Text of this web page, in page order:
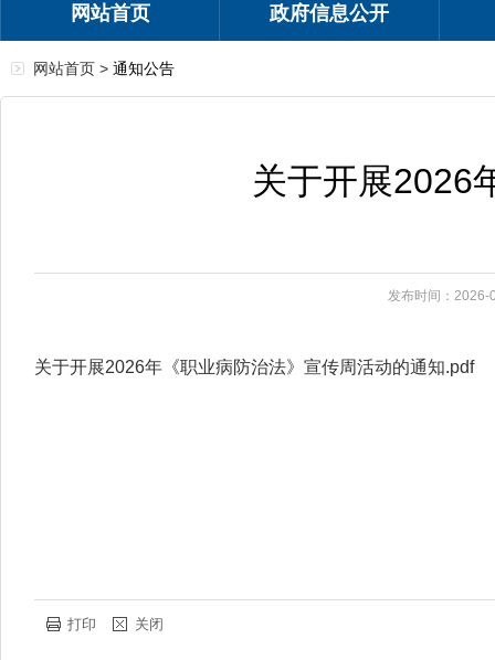
网站首页 政府信息公开
网站首页 > 通知公告
关于开展2026
发布时间：2026-
关于开展2026年《职业病防治法》宣传周活动的通知.pdf
打印 关闭